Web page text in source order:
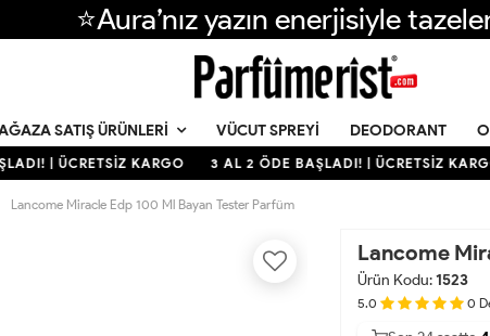
⭐Aura’nız yazın enerjisiyle
SATIŞ ÜRÜNLERI VÜCUT SPREYI DEODORANT
| ÜCRETSİZ KARGO 3 AL 2 ÖDE BAŞLADI! | ÜCRETSİZ KARGO
Lancome Miracle Edp 100 Ml Bayan Tester Parfüm
Lancome
Ürün Kodu:1523
5.0 0